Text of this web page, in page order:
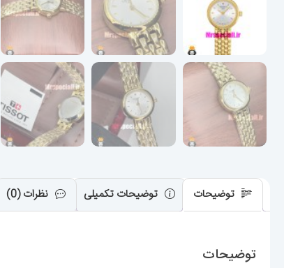
توضیحات توضیحات تکمیلی نظرات (0)
توضیحات